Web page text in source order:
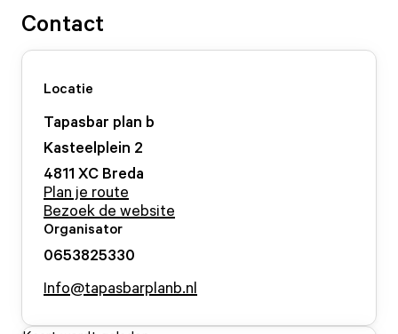
Contact
Locatie
Tapasbar plan b
Kasteelplein 2
4811 XC Breda
Plan je route
Bezoek de website
Organisator
0653825330
Info@tapasbarplanb.nl